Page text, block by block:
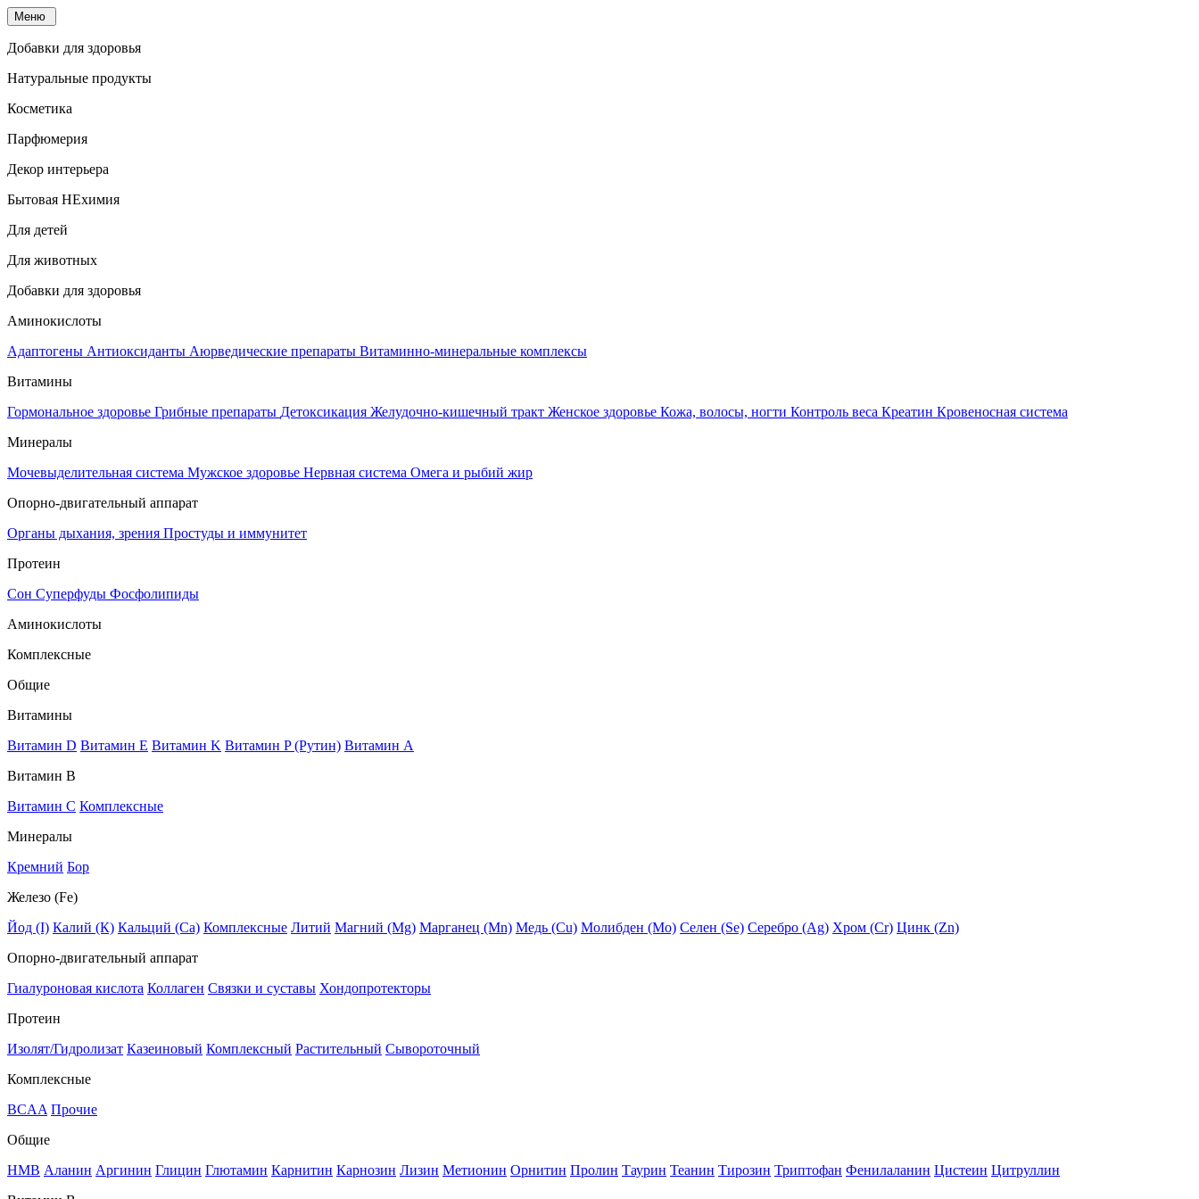
Меню
Добавки для здоровья
Натуральные продукты
Косметика
Парфюмерия
Декор интерьера
Бытовая НЕхимия
Для детей
Для животных
Добавки для здоровья
Аминокислоты
Адаптогены Антиоксиданты Аюрведические препараты Витаминно-минеральные комплексы
Витамины
Гормональное здоровье Грибные препараты Детоксикация Желудочно-кишечный тракт Женское здоровье Кожа, волосы, ногти Контроль веса Креатин Кровеносная система
Минералы
Мочевыделительная система Мужское здоровье Нервная система Омега и рыбий жир
Опорно-двигательный аппарат
Органы дыхания, зрения Простуды и иммунитет
Протеин
Сон Суперфуды Фосфолипиды
Аминокислоты
Комплексные
Общие
Витамины
Витамин D Витамин E Витамин K Витамин P (Рутин) Витамин А
Витамин В
Витамин C Комплексные
Минералы
Кремний Бор
Железо (Fe)
Йод (I) Калий (К) Кальций (Са) Комплексные Литий Магний (Mg) Марганец (Mn) Медь (Сu) Молибден (Мо) Селен (Se) Серебро (Ag) Хром (Cr) Цинк (Zn)
Опорно-двигательный аппарат
Гиалуроновая кислота Коллаген Связки и суставы Хондопротекторы
Протеин
Изолят/Гидролизат Казеиновый Комплексный Растительный Сывороточный
Комплексные
BCAA Прочие
Общие
HMB Аланин Аргинин Глицин Глютамин Карнитин Карнозин Лизин Метионин Орнитин Пролин Таурин Теанин Тирозин Триптофан Фенилаланин Цистеин Цитруллин